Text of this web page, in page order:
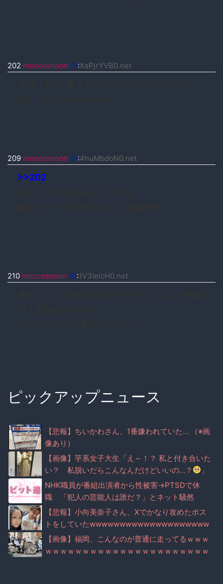
202 moccosnoon ID:XsPjrYVB0.net
209 moccosnoon ID:4huMbdoN0.net
>>202
210 moccosnoon ID:1V3IeicH0.net
ピックアップニュース
【悲報】ちいかわさん、1番嫌われていた… （※画
像あり）
【画像】芋系女子大生「え～！？ 私と付き合いた
い？ 私脱いだらこんなんだけどいいの…？
」
NHK職員が番組出演者から性被害→PTSDで休
職 「犯人の芸能人は誰だ？」とネット騒然
【悲報】小向美奈子さん、Xでかなり攻めたポス
トをしていたwwwwwwwwwwwwwwwwwwww
wwww
【画像】福岡、こんなのが普通に走ってるｗｗｗ
ｗｗｗｗｗｗｗｗｗｗｗｗｗｗｗｗｗｗｗｗｗｗ